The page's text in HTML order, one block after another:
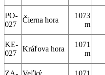
PO-
027
Čierna hora
1073
m
KE-
027
Kráľova hora
1071
m
ZA- Veľký
1071